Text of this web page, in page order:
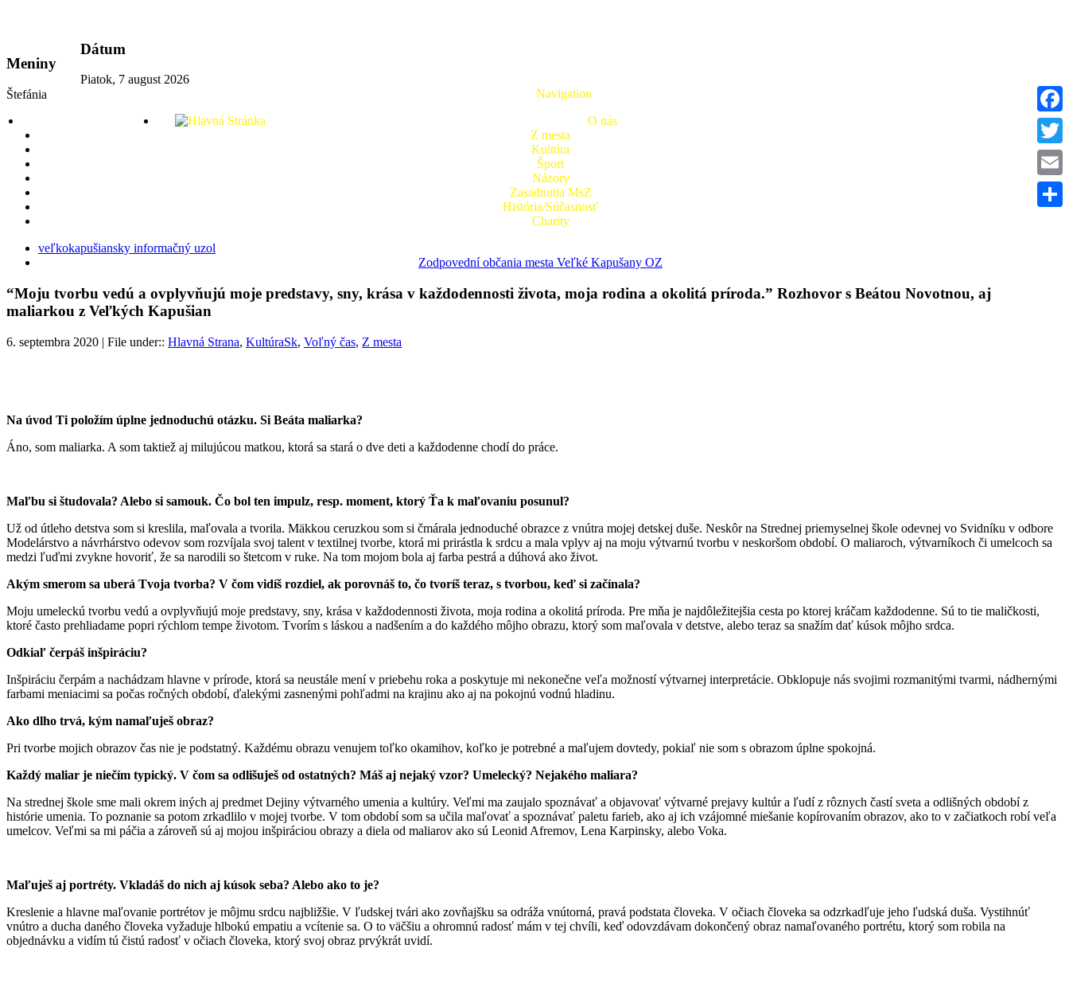
Meniny
Štefánia
Dátum
Piatok, 7 august 2026
Navigation
O nás
Z mesta
Kultúra
Šport
Názory
Zasadnutia MsZ
História/Súčasnosť
Charity
veľkokapušiansky informačný uzol
Zodpovední občania mesta Veľké Kapušany OZ
“Moju tvorbu vedú a ovplyvňujú moje predstavy, sny, krása v každodennosti života, moja rodina a okolitá príroda.” Rozhovor s Beátou Novotnou, aj
maliarkou z Veľkých Kapušian
6. septembra 2020 | File under:: Hlavná Strana, KultúraSk, Voľný čas, Z mesta
Na úvod Ti položím úplne jednoduchú otázku. Si Beáta maliarka?
Áno, som maliarka. A som taktiež aj milujúcou matkou, ktorá sa stará o dve deti a každodenne chodí do práce.
Maľbu si študovala? Alebo si samouk. Čo bol ten impulz, resp. moment, ktorý Ťa k maľovaniu posunul?
Už od útleho detstva som si kreslila, maľovala a tvorila. Mäkkou ceruzkou som si čmárala jednoduché obrazce z vnútra mojej detskej duše. Neskôr na Strednej priemyselnej škole odevnej vo Svidníku v odbore
Modelárstvo a návrhárstvo odevov som rozvíjala svoj talent v textilnej tvorbe, ktorá mi prirástla k srdcu a mala vplyv aj na moju výtvarnú tvorbu v neskoršom období. O maliaroch, výtvarníkoch či umelcoch sa
medzi ľuďmi zvykne hovoriť, že sa narodili so štetcom v ruke. Na tom mojom bola aj farba pestrá a dúhová ako život.
Akým smerom sa uberá Tvoja tvorba? V čom vidíš rozdiel, ak porovnáš to, čo tvoríš teraz, s tvorbou, keď si začínala?
Moju umeleckú tvorbu vedú a ovplyvňujú moje predstavy, sny, krása v každodennosti života, moja rodina a okolitá príroda. Pre mňa je najdôležitejšia cesta po ktorej kráčam každodenne. Sú to tie maličkosti,
ktoré často prehliadame popri rýchlom tempe životom. Tvorím s láskou a nadšením a do každého môjho obrazu, ktorý som maľovala v detstve, alebo teraz sa snažím dať kúsok môjho srdca.
Odkiaľ čerpáš inšpiráciu?
Inšpiráciu čerpám a nachádzam hlavne v prírode, ktorá sa neustále mení v priebehu roka a poskytuje mi nekonečne veľa možností výtvarnej interpretácie. Obklopuje nás svojimi rozmanitými tvarmi, nádhernými
farbami meniacimi sa počas ročných období, ďalekými zasnenými pohľadmi na krajinu ako aj na pokojnú vodnú hladinu.
Ako dlho trvá, kým namaľuješ obraz?
Pri tvorbe mojich obrazov čas nie je podstatný. Každému obrazu venujem toľko okamihov, koľko je potrebné a maľujem dovtedy, pokiaľ nie som s obrazom úplne spokojná.
Každý maliar je niečím typický. V čom sa odlišuješ od ostatných? Máš aj nejaký vzor? Umelecký? Nejakého maliara?
Na strednej škole sme mali okrem iných aj predmet Dejiny výtvarného umenia a kultúry. Veľmi ma zaujalo spoznávať a objavovať výtvarné prejavy kultúr a ľudí z rôznych častí sveta a odlišných období z
histórie umenia. To poznanie sa potom zrkadlilo v mojej tvorbe. V tom období som sa učila maľovať a spoznávať paletu farieb, ako aj ich vzájomné miešanie kopírovaním obrazov, ako to v začiatkoch robí veľa
umelcov. Veľmi sa mi páčia a zároveň sú aj mojou inšpiráciou obrazy a diela od maliarov ako sú Leonid Afremov, Lena Karpinsky, alebo Voka.
Maľuješ aj portréty. Vkladáš do nich aj kúsok seba? Alebo ako to je?
Kreslenie a hlavne maľovanie portrétov je môjmu srdcu najbližšie. V ľudskej tvári ako zovňajšku sa odráža vnútorná, pravá podstata človeka. V očiach človeka sa odzrkadľuje jeho ľudská duša. Vystihnúť
vnútro a ducha daného človeka vyžaduje hlbokú empatiu a vcítenie sa. O to väčšiu a ohromnú radosť mám v tej chvíli, keď odovzdávam dokončený obraz namaľovaného portrétu, ktorý som robila na
objednávku a vidím tú čistú radosť v očiach človeka, ktorý svoj obraz prvýkrát uvidí.
Email